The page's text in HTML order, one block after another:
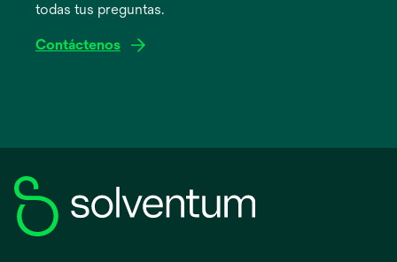
pestaña
todas tus preguntas.
Contáctenos